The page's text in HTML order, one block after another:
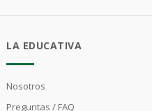
LA EDUCATIVA
Nosotros
Preguntas / FAQ